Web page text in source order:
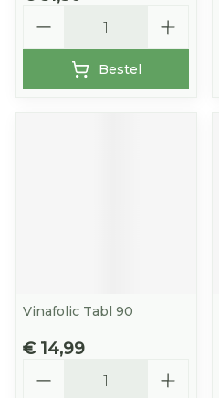
Bestel
Vinafolic Tabl 90
€ 14,99